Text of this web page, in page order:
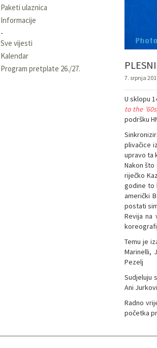
Paketi ulaznica
Informacije
Sve vijesti
Kalendar
Program pretplate 26./27.
7. srpnja
U sklopu
to the ’60s
podršku
plivačice
upravo ta
Nakon
riječko
godine to
američki
postati
Revija na
Temu je
Marinelli,
Pezelj
Sudjeluju
Ani
Radno
početka